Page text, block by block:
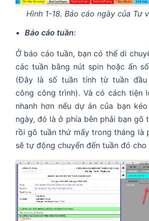
Hình 1-18. Báo cáo ngày của Tư
Báo cáo tuần:
Ở báo cáo tuần, bạn có thể di
các tuần bằng nút spin hoặc ấn
(Đây là số tuần tính từ tuần
công công trình). Và có cách tiện
nhanh hơn nếu dự án của bạn
ngày, đó là ở phía bên phải bạn gõ
rồi gõ tuần thứ mấy trong tháng là
sẽ tự động chuyển đến tuần đó cho